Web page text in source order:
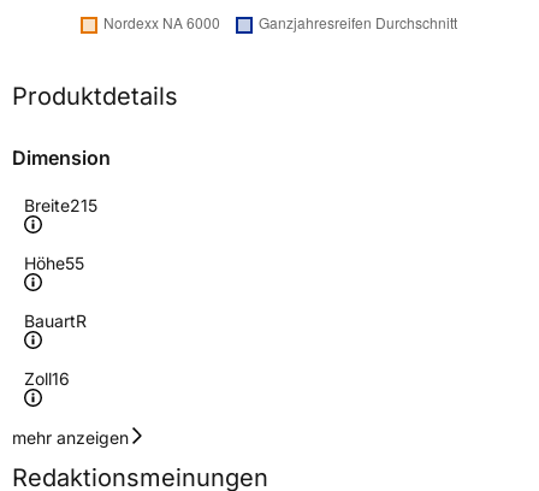
Produktdetails
Dimension
Breite215
Höhe55
BauartR
Zoll16
Geschwindigkeitsindex
mehr anzeigen
Redaktionsmeinungen